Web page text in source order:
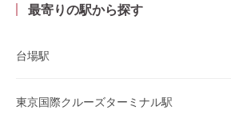
最寄りの駅から探す
台場駅
東京国際クルーズターミナル駅